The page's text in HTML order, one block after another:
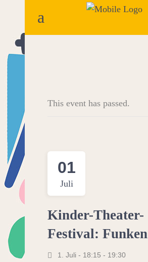
This event has passed.
01
Juli
Kinder-Theater-
Festival: Funken
1. Juli - 18:15 - 19:30